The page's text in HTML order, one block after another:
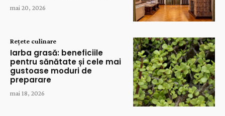
mai 20, 2026
Rețete culinare
Iarba grasă: beneficiile
pentru sănătate și cele mai
gustoase moduri de
preparare
mai 18, 2026